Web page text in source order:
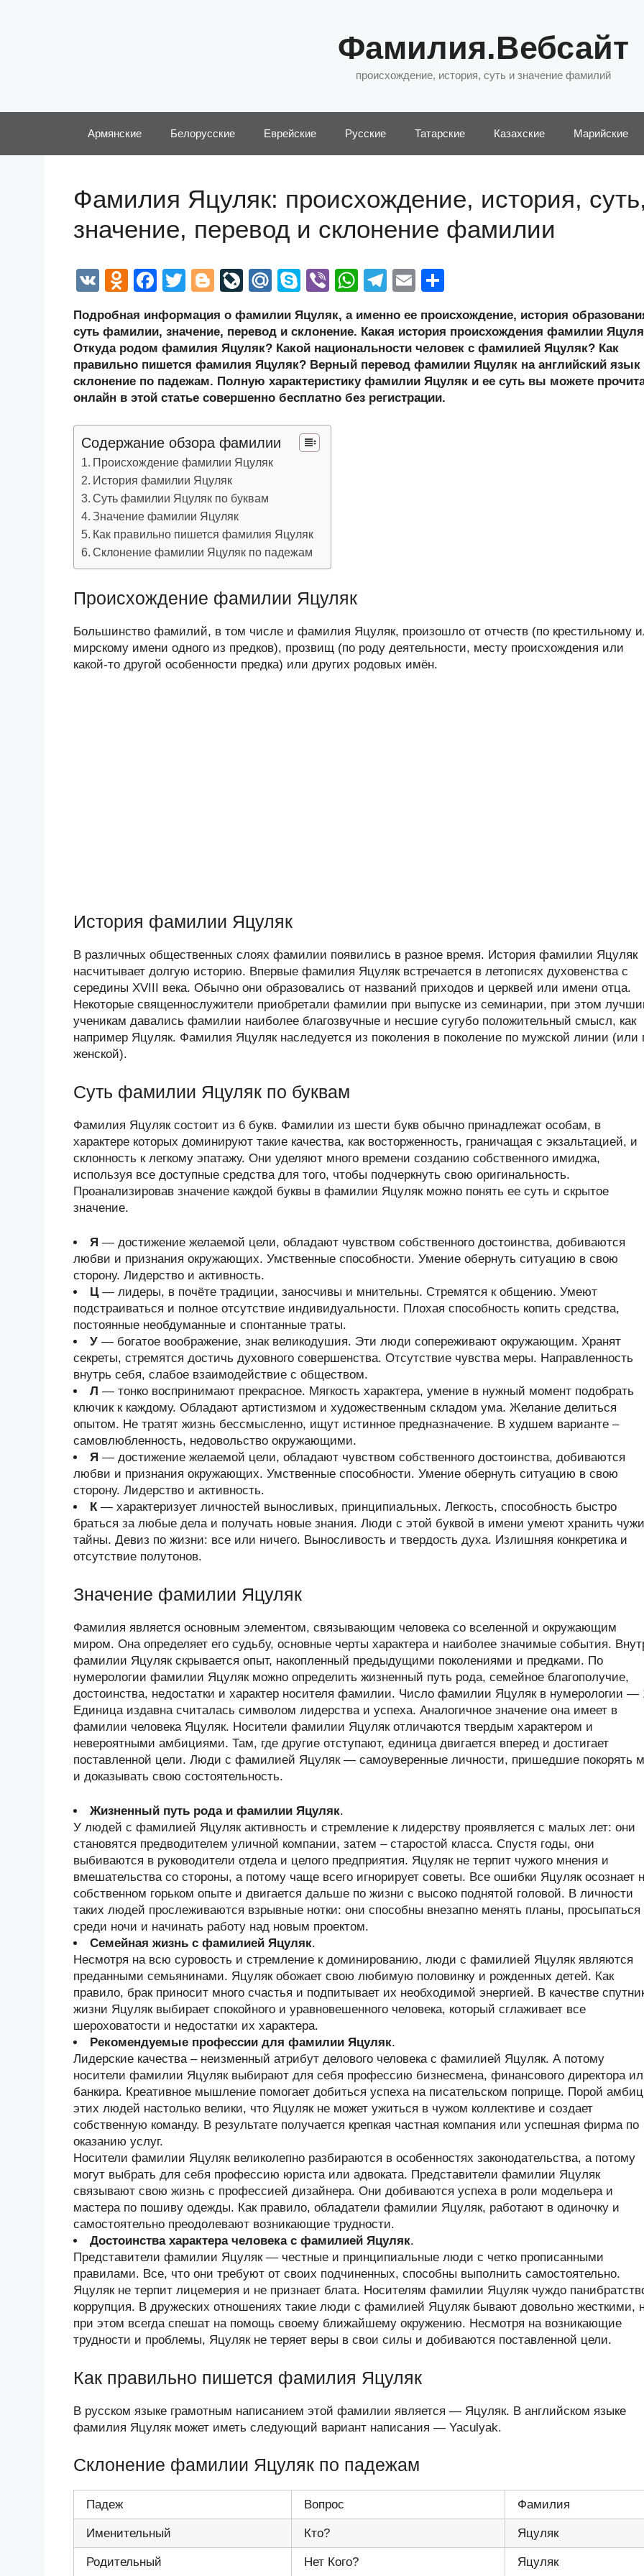
Фамилия.Вебсайт
происхождение, история, суть и значение фамилий
Армянские Белорусские Еврейские Русские Татарские Казахские Марийские
Фамилия Яцуляк: происхождение, история,
значение, перевод и склонение фамилии
V
O
n
o
kl
a
ss
ni
ki
F
c
e
b
o
o
k
T
tt
er
Bl
g
g
er
Li
e
J
o
ur
n
al
M
.R
u
S
p
e
Vi
er
W
at
s
A
p
T
e
gr
a
m
E
ail р
а
в
и
Подробная информация о фамилии Яцуляк, а именно ее происхождение, история
суть фамилии, значение, перевод и склонение. Какая история происхождения фамилии
Откуда родом фамилия Яцуляк? Какой национальности человек с фамилией Яцуляк? Как
правильно пишется фамилия Яцуляк? Верный перевод фамилии Яцуляк на английский язык
склонение по падежам. Полную характеристику фамилии Яцуляк и ее суть вы можете
онлайн в этой статье совершенно бесплатно без регистрации.
Содержание обзора фамилии
Происхождение фамилии Яцуляк
История фамилии Яцуляк
Суть фамилии Яцуляк по буквам
Значение фамилии Яцуляк
Как правильно пишется фамилия Яцуляк
Склонение фамилии Яцуляк по падежам
Происхождение фамилии Яцуляк
Большинство фамилий, в том числе и фамилия Яцуляк, произошло от отчеств (по крестильному
мирскому имени одного из предков), прозвищ (по роду деятельности, месту происхождения или
какой-то другой особенности предка) или других родовых имён.
История фамилии Яцуляк
В различных общественных слоях фамилии появились в разное время. История фамилии Яцуляк
насчитывает долгую историю. Впервые фамилия Яцуляк встречается в летописях духовенства с
середины XVIII века. Обычно они образовались от названий приходов и церквей или имени отца.
Некоторые священнослужители приобретали фамилии при выпуске из семинарии, при этом
ученикам давались фамилии наиболее благозвучные и несшие сугубо положительный смысл, как
например Яцуляк. Фамилия Яцуляк наследуется из поколения в поколение по мужской линии (или
женской).
Суть фамилии Яцуляк по буквам
Фамилия Яцуляк состоит из 6 букв. Фамилии из шести букв обычно принадлежат особам, в
характере которых доминируют такие качества, как восторженность, граничащая с экзальтацией, и
склонность к легкому эпатажу. Они уделяют много времени созданию собственного имиджа,
используя все доступные средства для того, чтобы подчеркнуть свою оригинальность.
Проанализировав значение каждой буквы в фамилии Яцуляк можно понять ее суть и скрытое
значение.
Я — достижение желаемой цели, обладают чувством собственного достоинства, добиваются
любви и признания окружающих. Умственные способности. Умение обернуть ситуацию в свою
сторону. Лидерство и активность.
Ц— лидеры, в почёте традиции, заносчивы и мнительны. Стремятся к общению. Умеют
подстраиваться и полное отсутствие индивидуальности. Плохая способность копить средства,
постоянные необдуманные и спонтанные траты.
У — богатое воображение, знак великодушия. Эти люди сопереживают окружающим. Хранят
секреты, стремятся достичь духовного совершенства. Отсутствие чувства меры. Направленность
внутрь себя, слабое взаимодействие с обществом.
Л — тонко воспринимают прекрасное. Мягкость характера, умение в нужный момент подобрать
ключик к каждому. Обладают артистизмом и художественным складом ума. Желание делиться
опытом. Не тратят жизнь бессмысленно, ищут истинное предназначение. В худшем варианте –
самовлюбленность, недовольство окружающими.
Я — достижение желаемой цели, обладают чувством собственного достоинства, добиваются
любви и признания окружающих. Умственные способности. Умение обернуть ситуацию в свою
сторону. Лидерство и активность.
К— характеризует личностей выносливых, принципиальных. Легкость, способность быстро
браться за любые дела и получать новые знания. Люди с этой буквой в имени умеют хранить
тайны. Девиз по жизни: все или ничего. Выносливость и твердость духа. Излишняя конкретика и
отсутствие полутонов.
Значение фамилии Яцуляк
Фамилия является основным элементом, связывающим человека со вселенной и окружающим
миром. Она определяет его судьбу, основные черты характера и наиболее значимые события.
фамилии Яцуляк скрывается опыт, накопленный предыдущими поколениями и предками. По
нумерологии фамилии Яцуляк можно определить жизненный путь рода, семейное благополучие,
достоинства, недостатки и характер носителя фамилии. Число фамилии Яцуляк в нумерологии —
Единица издавна считалась символом лидерства и успеха. Аналогичное значение она имеет в
фамилии человека Яцуляк. Носители фамилии Яцуляк отличаются твердым характером и
невероятными амбициями. Там, где другие отступают, единица двигается вперед и достигает
поставленной цели. Люди с фамилией Яцуляк — самоуверенные личности, пришедшие покорять
и доказывать свою состоятельность.
Жизненный путь рода и фамилии Яцуляк.
У людей с фамилией Яцуляк активность и стремление к лидерству проявляется с малых лет: они
становятся предводителем уличной компании, затем – старостой класса. Спустя годы, они
выбиваются в руководители отдела и целого предприятия. Яцуляк не терпит чужого мнения и
вмешательства со стороны, а потому чаще всего игнорирует советы. Все ошибки Яцуляк осознает
собственном горьком опыте и двигается дальше по жизни с высоко поднятой головой. В личности
таких людей прослеживаются взрывные нотки: они способны внезапно менять планы, просыпаться
среди ночи и начинать работу над новым проектом.
Семейная жизнь с фамилией Яцуляк.
Несмотря на всю суровость и стремление к доминированию, люди с фамилией Яцуляк являются
преданными семьянинами. Яцуляк обожает свою любимую половинку и рожденных детей. Как
правило, брак приносит много счастья и подпитывает их необходимой энергией. В качестве
жизни Яцуляк выбирает спокойного и уравновешенного человека, который сглаживает все
шероховатости и недостатки их характера.
Рекомендуемые профессии для фамилии Яцуляк.
Лидерские качества – неизменный атрибут делового человека с фамилией Яцуляк. А потому
носители фамилии Яцуляк выбирают для себя профессию бизнесмена, финансового директора
банкира. Креативное мышление помогает добиться успеха на писательском поприще. Порой
этих людей настолько велики, что Яцуляк не может ужиться в чужом коллективе и создает
собственную команду. В результате получается крепкая частная компания или успешная фирма по
оказанию услуг.
Носители фамилии Яцуляк великолепно разбираются в особенностях законодательства, а потому
могут выбрать для себя профессию юриста или адвоката. Представители фамилии Яцуляк
связывают свою жизнь с профессией дизайнера. Они добиваются успеха в роли модельера и
мастера по пошиву одежды. Как правило, обладатели фамилии Яцуляк, работают в одиночку и
самостоятельно преодолевают возникающие трудности.
Достоинства характера человека с фамилией Яцуляк.
Представители фамилии Яцуляк — честные и принципиальные люди с четко прописанными
правилами. Все, что они требуют от своих подчиненных, способны выполнить самостоятельно.
Яцуляк не терпит лицемерия и не признает блата. Носителям фамилии Яцуляк чуждо
коррупция. В дружеских отношениях такие люди с фамилией Яцуляк бывают довольно жесткими,
при этом всегда спешат на помощь своему ближайшему окружению. Несмотря на возникающие
трудности и проблемы, Яцуляк не теряет веры в свои силы и добиваются поставленной цели.
Как правильно пишется фамилия Яцуляк
В русском языке грамотным написанием этой фамилии является — Яцуляк. В английском языке
фамилия Яцуляк может иметь следующий вариант написания — Yaculyak.
Склонение фамилии Яцуляк по падежам
Падеж Вопрос Фамилия
Именительный Кто? Яцуляк
Родительный Нет Кого? Яцуляк